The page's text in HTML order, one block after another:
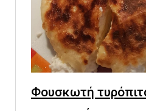
Φουσκωτή